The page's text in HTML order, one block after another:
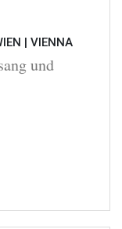
| VIENNA
und